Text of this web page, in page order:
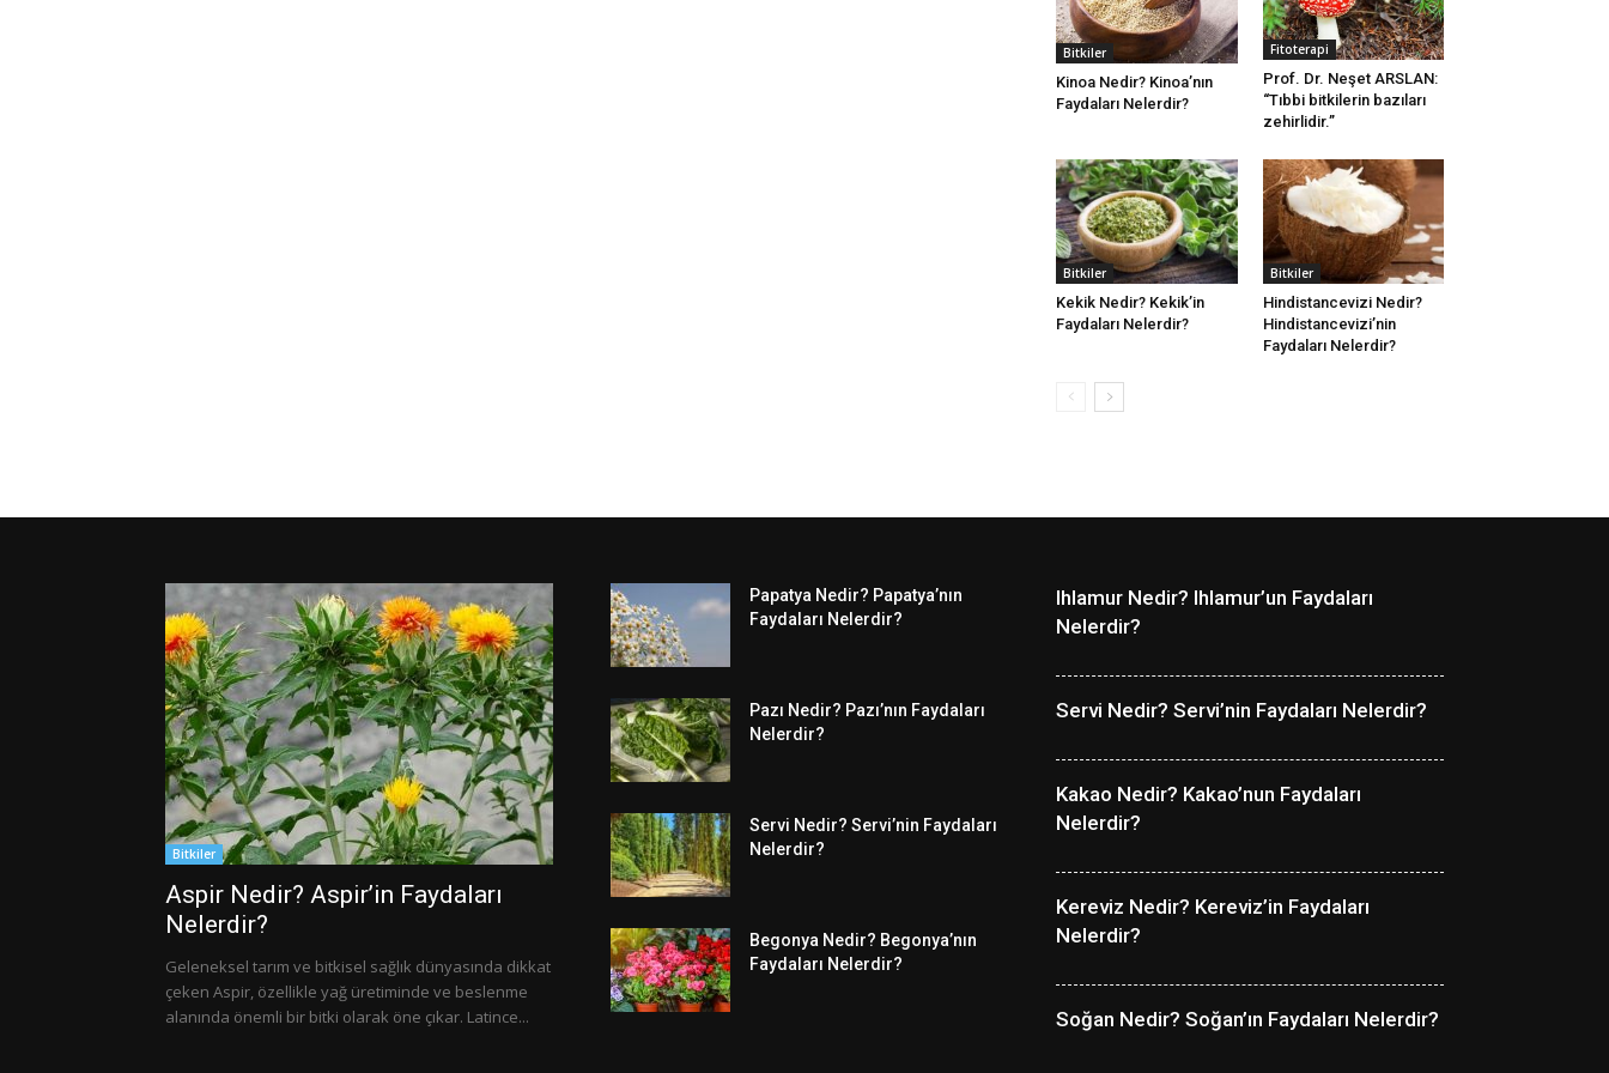
Bitkiler
Kinoa Nedir? Kinoa’nın
Faydaları Nelerdir?
Fitoterapi
Prof. Dr. Neşet ARSLAN:
“Tıbbi bitkilerin bazıları
zehirlidir.”
Bitkiler
Kekik Nedir? Kekik’in
Faydaları Nelerdir?
Bitkiler
Hindistancevizi Nedir?
Hindistancevizi’nin
Faydaları Nelerdir?
Bitkiler
Aspir Nedir? Aspir’in Faydaları
Nelerdir?
Geleneksel tarım ve bitkisel sağlık dünyasında dikkat
çeken Aspir, özellikle yağ üretiminde ve beslenme
alanında önemli bir bitki olarak öne çıkar. Latince...
Papatya Nedir? Papatya’nın
Faydaları Nelerdir?
Pazı Nedir? Pazı’nın Faydaları
Nelerdir?
Servi Nedir? Servi’nin Faydaları
Nelerdir?
Begonya Nedir? Begonya’nın
Faydaları Nelerdir?
Ihlamur Nedir? Ihlamur’un Faydaları
Nelerdir?
Servi Nedir? Servi’nin Faydaları Nelerdir?
Kakao Nedir? Kakao’nun Faydaları
Nelerdir?
Kereviz Nedir? Kereviz’in Faydaları
Nelerdir?
Soğan Nedir? Soğan’ın Faydaları Nelerdir?